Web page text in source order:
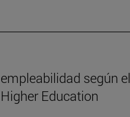
según el
Education